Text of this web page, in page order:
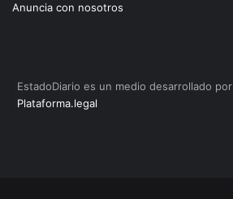
Anuncia con nosotros
EstadoDiario es un medio desarrollado por
Plataforma.legal